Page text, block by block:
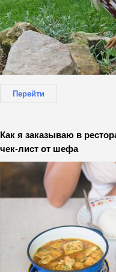
Перейти
Как я заказываю в
чек-лист от шефа